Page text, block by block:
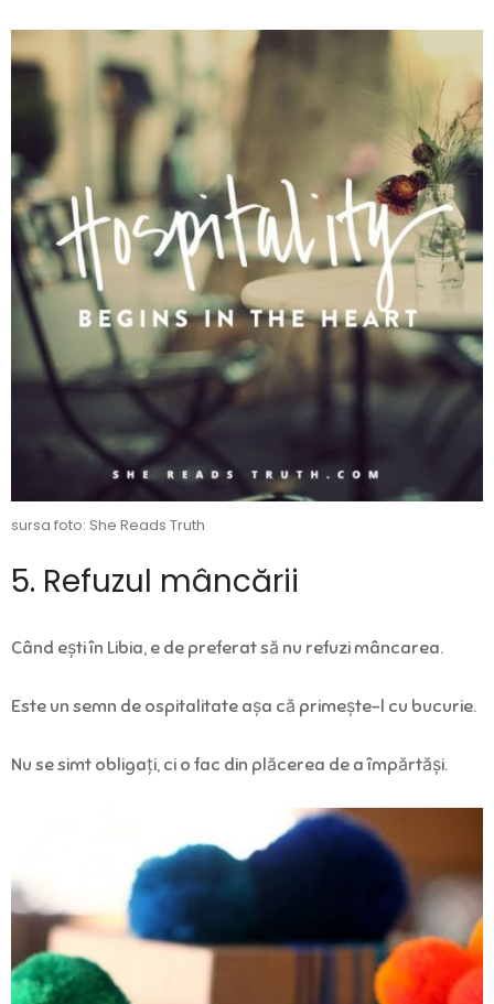
sursa foto: She Reads Truth
5. Refuzul mâncării
Când ești în Libia, e de preferat să nu refuzi mâncarea.
Este un semn de ospitalitate așa că primește-l cu bucurie.
Nu se simt obligați, ci o fac din plăcerea de a împărtăși.